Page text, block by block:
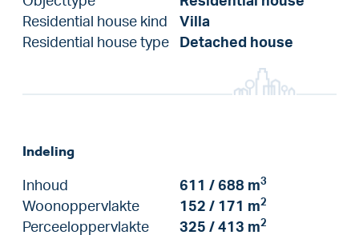
Residential house kind
Villa
Residential house type
Detached house
Indeling
Inhoud 611 / 688 m3
Woonoppervlakte 152 / 171 m2
Perceeloppervlakte 325 / 413 m2